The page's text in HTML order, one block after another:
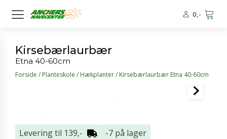
0,-
Forside / Planteskole / Hækplanter/ Kirsebærlaurbær Etna 40-60cm
Kirsebærlaurbær
Etna 40-60cm
Levering til 139,- -7 på lager